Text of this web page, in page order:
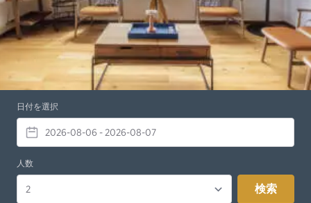
日付を選択
人数
検索